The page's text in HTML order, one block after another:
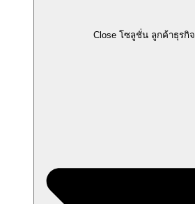
Close โซลูชั่น ลูกค้าธุรกิจ